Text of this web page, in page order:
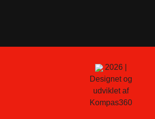
2026 |
Designet og
udviklet af
Kompas360